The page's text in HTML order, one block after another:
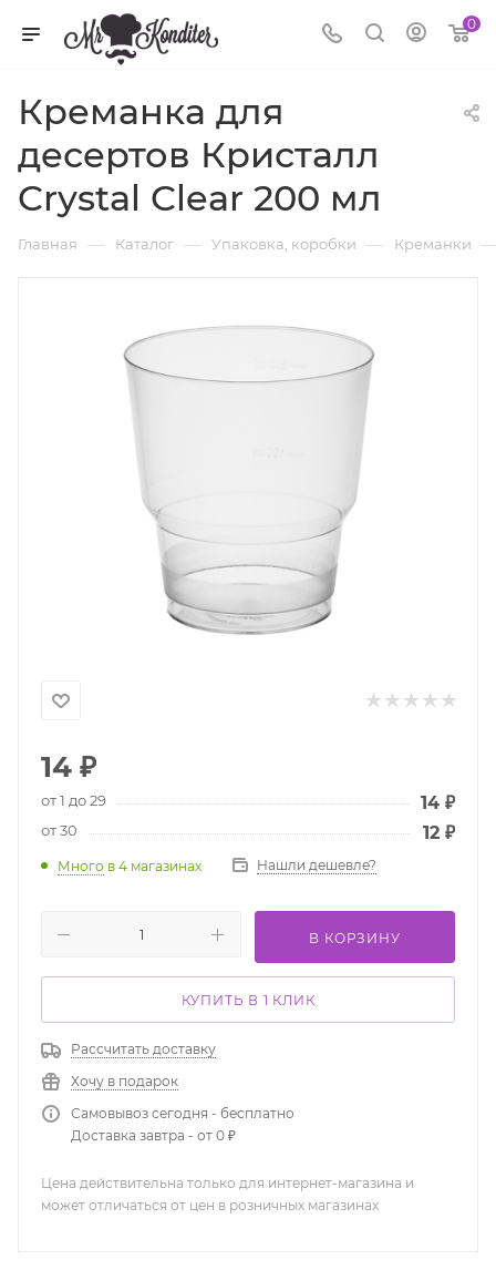
0
Креманка для
десертов Кристалл
Crystal Clear 200 мл
Главная — Каталог — Упаковка, коробки — Креманки
14 ₽
от 1 до 29 14 ₽
от 30 12 ₽
Много в 4 магазинах Нашли дешевле?
В КОРЗИНУ
КУПИТЬ В 1 КЛИК
Рассчитать доставку
Хочу в подарок
Самовывоз сегодня - бесплатно
Доставка завтра - от 0 ₽
Цена действительна только для интернет-магазина и
может отличаться от цен в розничных магазинах